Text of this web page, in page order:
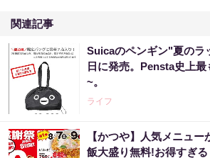
関連記事
Suicaのペンギン"夏のラ
日に発売。Pensta史上
~。
ライフ
【かつや】人気メニュ
飯大盛り無料!お得すぎ